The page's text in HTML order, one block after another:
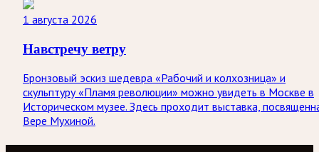
1 августа 2026
Навстречу ветру
Бронзовый эскиз шедевра «Рабочий и колхозница» и
скульптуру «Пламя революции» можно увидеть в Москве в
Историческом музее. Здесь проходит выставка,
Вере Мухиной.